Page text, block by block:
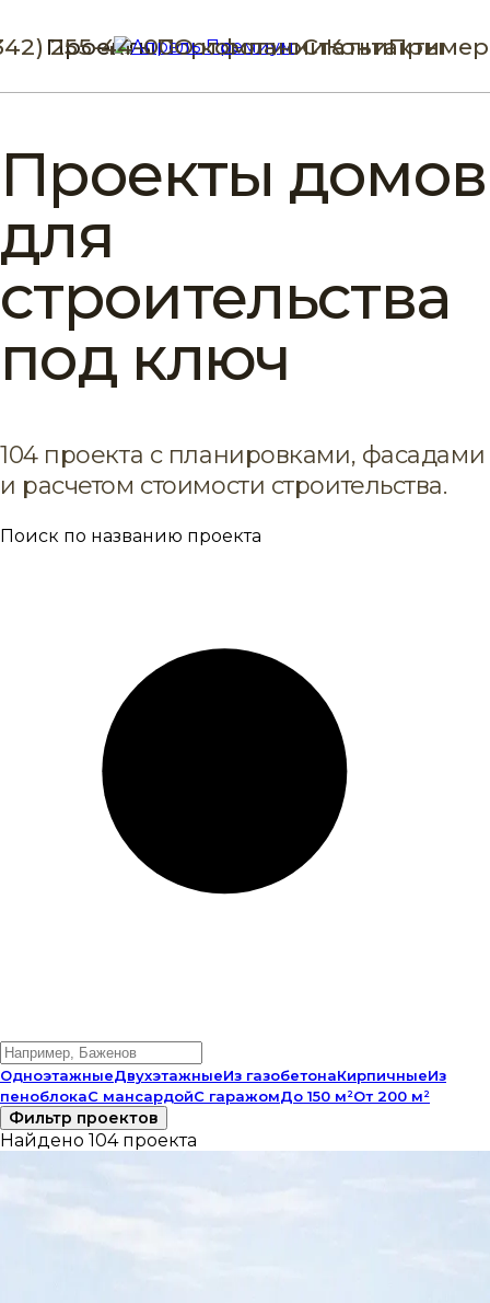
ПроектыПортфолиоСтатьиПример
255-44-00О компанииКонтакты
Проекты домов
для
строительства
под ключ
104 проекта с планировками, фасадами
и расчетом стоимости строительства.
Поиск по названию проекта
ОдноэтажныеДвухэтажныеИз газобетонаКирпичныеИз
пеноблокаС мансардойС гаражомДо 150 м²От 200 м²
Фильтр проектов
Найдено 104 проекта